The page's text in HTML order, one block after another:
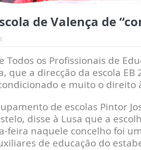
de Valença de
Todos os Profissionais de
que a direcção da escola
e muito o direito
de escolas Pintor
disse à Lusa que a
feira naquele concelho foi
de educação do